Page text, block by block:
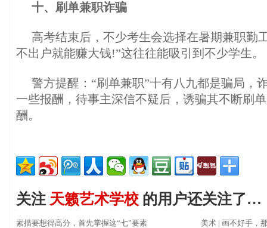
十、刷单兼职诈骗
高考结束后，不少考生会选择在暑期兼职勤
不出户就能赚大钱!”这往往能吸引到不少学生。
警方提醒：“刷单兼职”十有八九都是骗局，
一些报酬，待事主深信不疑后，诱骗其不断刷
酬。
关注 天籁艺术学校 的用户还关注了…
素描要想得高分，首先掌握这“七”要素
美术 | 画不好手，